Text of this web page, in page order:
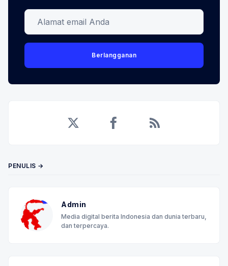
Alamat email Anda
Berlangganan
PENULIS →
Admin
Media digital berita Indonesia dan dunia terbaru,
dan terpercaya.